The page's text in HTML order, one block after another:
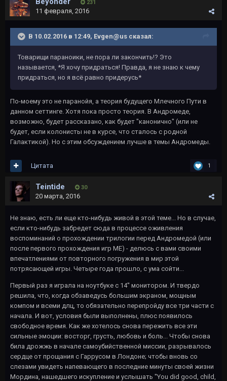
231
11 февраля, 2016
В 10.02.2016 в 12:49, Evgen@us сказал:
Товарищи параноики, не пора ли закончить!? Это
называется, *Я хочу придраться! Правда, я не знаю к чему
придраться, но я всё равно придерусь*
По-моему это не паранойя, а теория будущего Млечного Пути в
данном сеттинге. Хотя пока просто теория. В Андромеде,
возможно, будет рассказано, как будет "канонично" (или не
будет, если колонисты не в курсе, что сталось с родной
Галактикой). Но с этим обсуждением лучше в темы Андромеды.
1
Цитата
Teintide 30
20 марта, 2016
Не знаю, есть ли еще кто-нибудь живой в этой теме... Но в случае,
если кто-нибудь забредет сюда в процессе оживления
воспоминаний о прохождении трилогии перед Андромедой (или
после первого прохождения игр МЕ) - делюсь с вами своими
впечатлениями от повторного погружения в мир этой
потрясающей игры. Четыре года прошло, с ума сойти...
Первый раз я играла на ноутбуке с 14'' монитором. И твердо
решила, что, когда обзаведусь большим экраном, мощным
компом и всеми длц, то обязательно перепройду все три части с
начала. И вот, условия были выполнены, плюс появилось
свободное время. Как же хотелось снова пережить все эти
сильные эмоции: восторг, грусть, любовь и боль... Чтобы снова
била дрожжь в начале самоубийственной миссии, разрывалось
сердце от прощания с Гаррусом в Лондоне; чтобы вновь со
слезами увидеть напевающего в последние минуты своей жизни
Мордина, нашедшего искупление и услышать "You did good, child,